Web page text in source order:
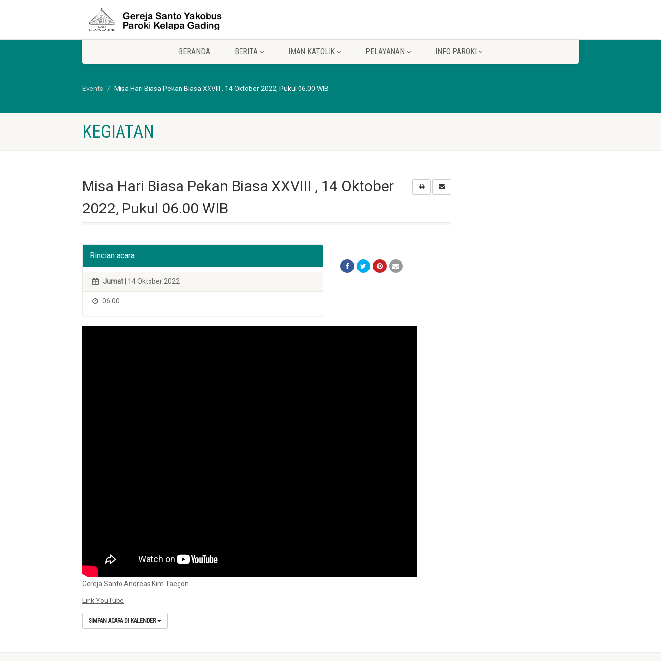
BERANDA BERITA IMAN KATOLIK PELAYANAN INFO PAROKI
Events Misa Hari Biasa Pekan Biasa XXVIII , 14 Oktober 2022, Pukul 06.00 WIB
KEGIATAN
Misa Hari Biasa Pekan Biasa XXVIII , 14 Oktober
2022, Pukul 06.00 WIB
Rincian acara
Jumat | 14 Oktober 2022
06:00
Gereja Santo Andreas Kim Taegon
Link YouTube
SIMPAN ACARA DI KALENDER